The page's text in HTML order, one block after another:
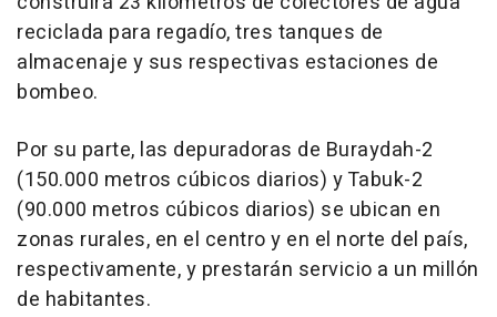
reciclada para regadío, tres tanques de
almacenaje y sus respectivas estaciones de
bombeo.
Por su parte, las depuradoras de Buraydah-2
(150.000 metros cúbicos diarios) y Tabuk-2
(90.000 metros cúbicos diarios) se ubican en
zonas rurales, en el centro y en el norte del país,
respectivamente, y prestarán servicio a un millón
de habitantes.